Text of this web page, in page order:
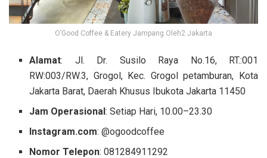
O’Good Coffee & Eatery Jampang Oleh2 Jakarta
Alamat: Jl. Dr. Susilo Raya No.16, RT.:001
RW:003/RW.3, Grogol, Kec. Grogol petamburan, Kota
Jakarta Barat, Daerah Khusus Ibukota Jakarta 11450
Jam Operasional: Setiap Hari, 10.00–23.30
Instagram.com: @ogoodcoffee
Nomor Telepon: 081284911292